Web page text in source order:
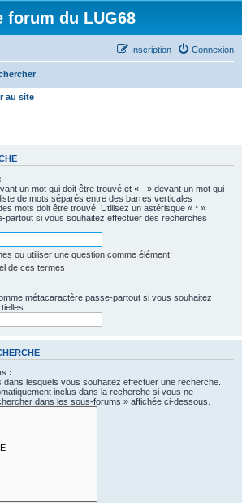
forum du LUG68
Connexion
Inscription
au site
un mot qui doit être trouvé et « - » devant un mot qui
de mots séparés entre des barres verticales
mots doit être trouvé. Utilisez un astérisque « * »
partout si vous souhaitez effectuer des recherches
ou utiliser une question comme élément
de ces termes
métacaractère passe-partout si vous souhaitez
:
dans lesquels vous souhaitez effectuer une recherche.
inclus dans la recherche si vous ne
dans les sous-forums » affichée ci-dessous.